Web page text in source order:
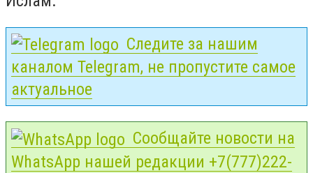
Следите за нашим
каналом Telegram, не пропустите самое
актуальное
Сообщайте новости на
WhatsApp нашей редакции +7(777)222-